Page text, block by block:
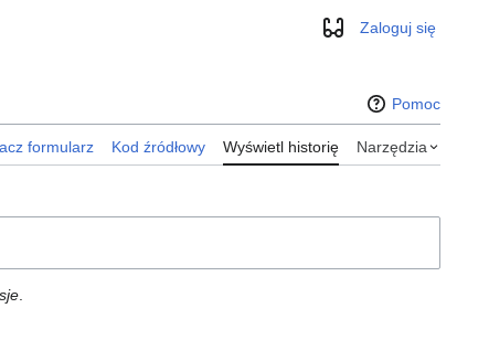
WyglądZaloguj się
Pomoc
formularz Kod źródłowy Wyświetl historię Narzędzia